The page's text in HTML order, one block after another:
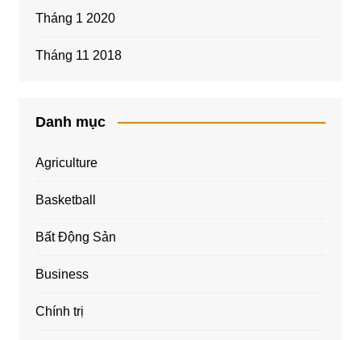
Tháng 1 2020
Tháng 11 2018
Danh mục
Agriculture
Basketball
Bất Động Sản
Business
Chính trị